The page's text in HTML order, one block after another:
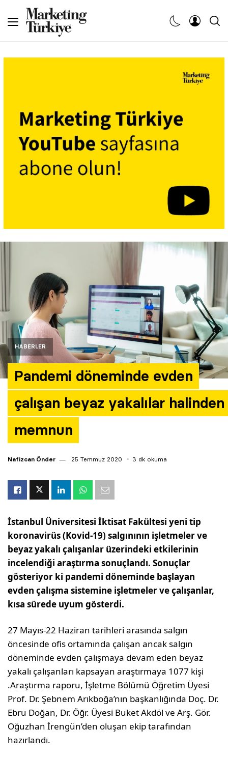
HABERLER
Pandemi döneminde evden
çalışan beyaz yakalılar halinden
memnun
Nafizcan Önder 25 Temmuz 2020 3 dk okuma
İstanbul Üniversitesi İktisat Fakültesi yeni tip
koronavirüs (Kovid-19) salgınının işletmeler ve
beyaz yakalı çalışanlar üzerindeki etkilerinin
incelendiği araştırma sonuçlandı. Sonuçlar
gösteriyor ki pandemi döneminde başlayan
evden çalışma sistemine işletmeler ve çalışanlar,
kısa sürede uyum gösterdi.
27 Mayıs-22 Haziran tarihleri arasında salgın
öncesinde ofis ortamında çalışan ancak salgın
döneminde evden çalışmaya devam eden beyaz
yakalı çalışanları kapsayan araştırmaya 1077 kişi
.Araştırma raporu, İşletme Bölümü Öğretim Üyesi
Prof. Dr. Şebnem Arıkboğa’nın başkanlığında Doç. Dr.
Ebru Doğan, Dr. Öğr. Üyesi Buket Akdöl ve Arş. Gör.
Oğuzhan İrengün’den oluşan ekip tarafından
hazırlandı.
Dergiler
Etkinlikler